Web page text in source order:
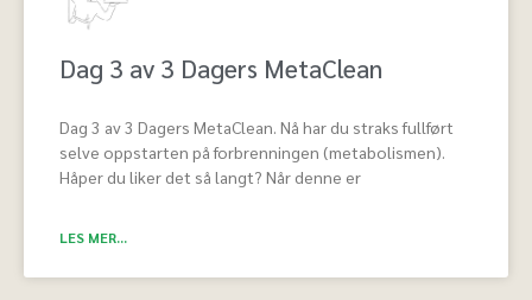
Dag 3 av 3 Dagers MetaClean
Dag 3 av 3 Dagers MetaClean. Nå har du straks fullført
selve oppstarten på forbrenningen (metabolismen).
Håper du liker det så langt? Når denne er
LES MER...